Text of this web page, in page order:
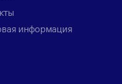
информация